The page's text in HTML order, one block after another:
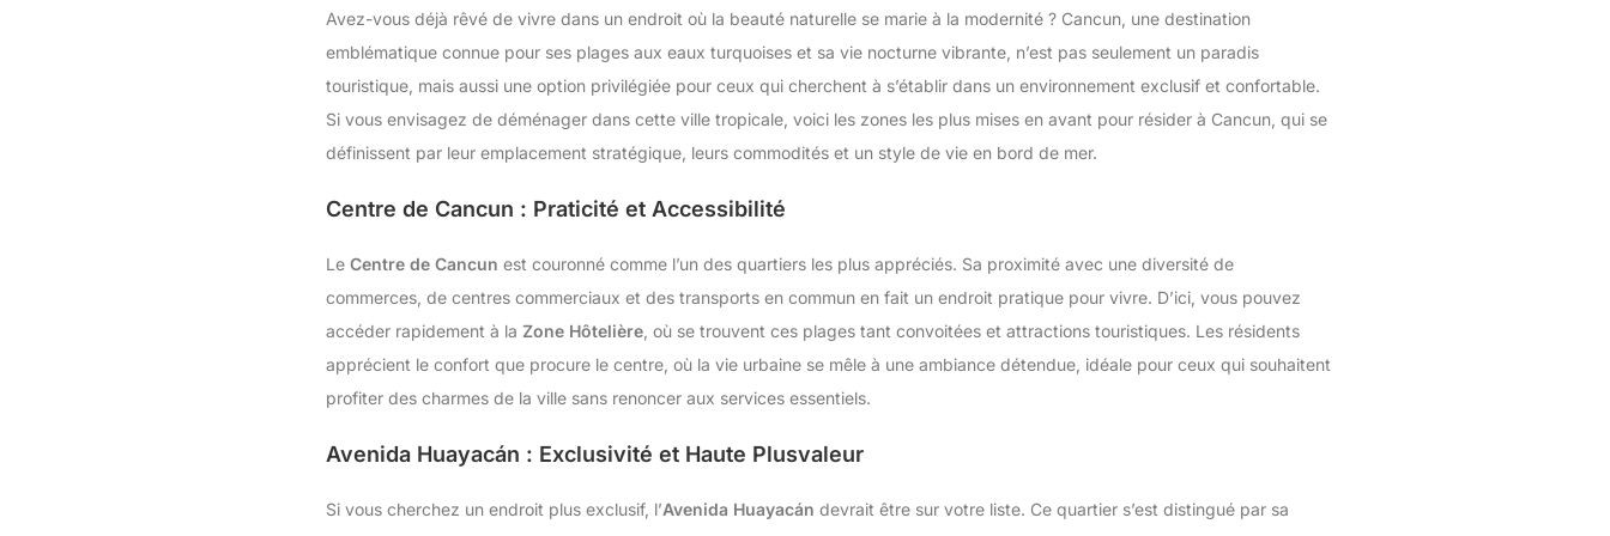
Avez-vous déjà rêvé de vivre dans un endroit où la beauté naturelle se marie à la modernité ? Cancun, une destination
emblématique connue pour ses plages aux eaux turquoises et sa vie nocturne vibrante, n’est pas seulement un paradis
touristique, mais aussi une option privilégiée pour ceux qui cherchent à s’établir dans un environnement exclusif et confortable.
Si vous envisagez de déménager dans cette ville tropicale, voici les zones les plus mises en avant pour résider à Cancun, qui se
définissent par leur emplacement stratégique, leurs commodités et un style de vie en bord de mer.
Centre de Cancun : Praticité et Accessibilité
Le Centre de Cancun est couronné comme l’un des quartiers les plus appréciés. Sa proximité avec une diversité de
commerces, de centres commerciaux et des transports en commun en fait un endroit pratique pour vivre. D’ici, vous pouvez
accéder rapidement à la Zone Hôtelière , où se trouvent ces plages tant convoitées et attractions touristiques. Les résidents
apprécient le confort que procure le centre, où la vie urbaine se mêle à une ambiance détendue, idéale pour ceux qui souhaitent
profiter des charmes de la ville sans renoncer aux services essentiels.
Avenida Huayacán : Exclusivité et Haute Plusvaleur
Si vous cherchez un endroit plus exclusif, l’Avenida Huayacán devrait être sur votre liste. Ce quartier s’est distingué par sa